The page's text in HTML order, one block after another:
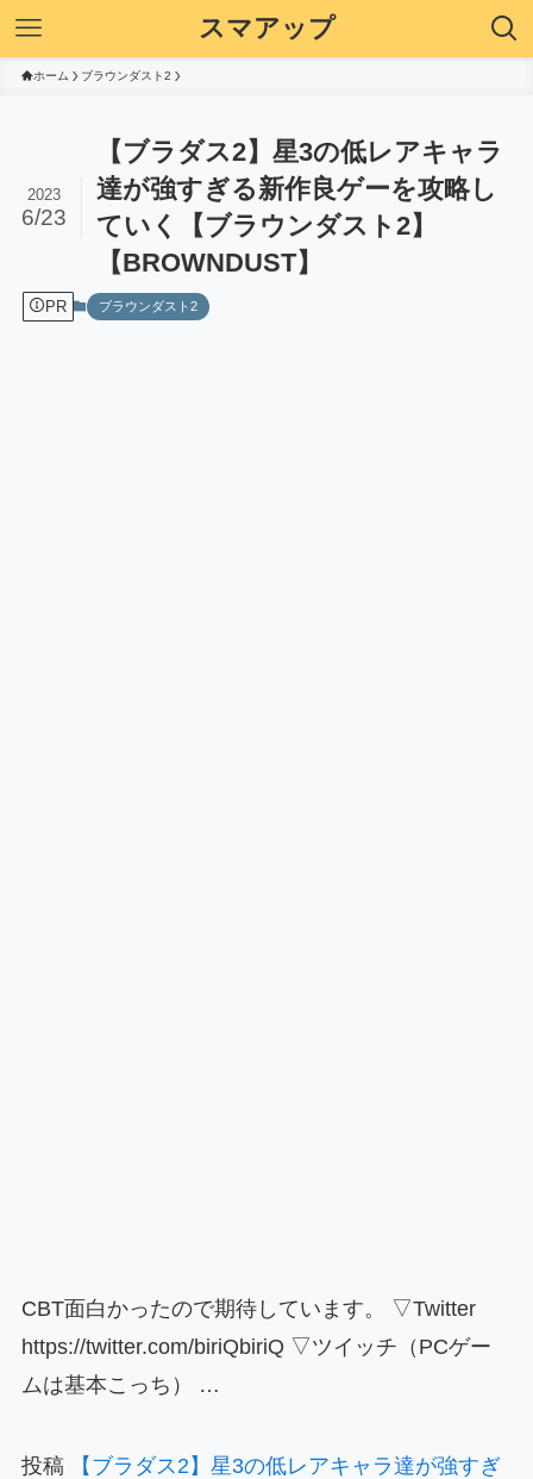
スマアップ
ホーム ブラウンダスト2
【ブラダス2】星3の低レアキャラ
達が強すぎる新作良ゲーを攻略し
ていく【ブラウンダスト2】
【BROWNDUST】
2023
6/23
PR ブラウンダスト2
CBT面白かったので期待しています。 ▽Twitter
https://twitter.com/biriQbiriQ ▽ツイッチ（PCゲー
ムは基本こっち） …
投稿
【ブラダス2】星3の低レアキャラ達が強すぎ